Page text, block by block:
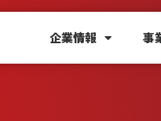
企業情報 事